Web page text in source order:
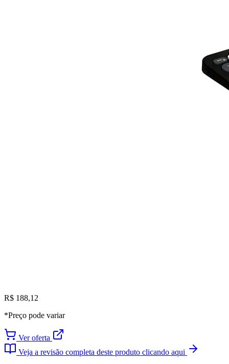
R$ 188,12
*Preço pode variar
Ver oferta
Veja a revisão completa deste produto clicando aqui